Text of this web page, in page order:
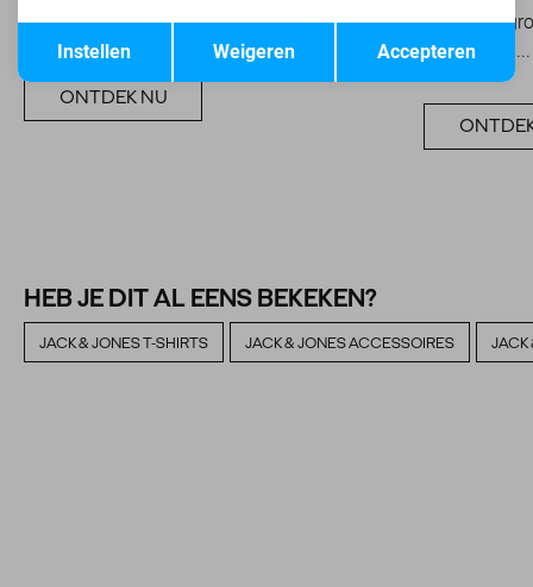
onafhankelijk van...
ONTDEK NU
van
denimlabel...
HEB JE DIT AL EENS BEKEKEN?
JACK & JONES T-SHIRTS JACK & JONES ACCESSOIRES JACK
Terug
Opslaan
Accepteren
Weigeren
Instellen